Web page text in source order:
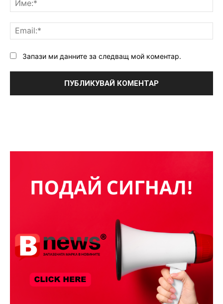
Запази ми данните за следващ мой коментар.